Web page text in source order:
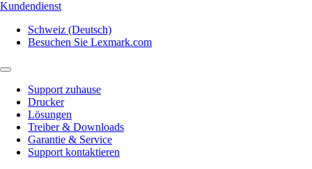
Kundendienst
Schweiz (Deutsch)
Besuchen Sie Lexmark.com
Support zuhause
Drucker
Lösungen
Treiber & Downloads
Garantie & Service
Support kontaktieren